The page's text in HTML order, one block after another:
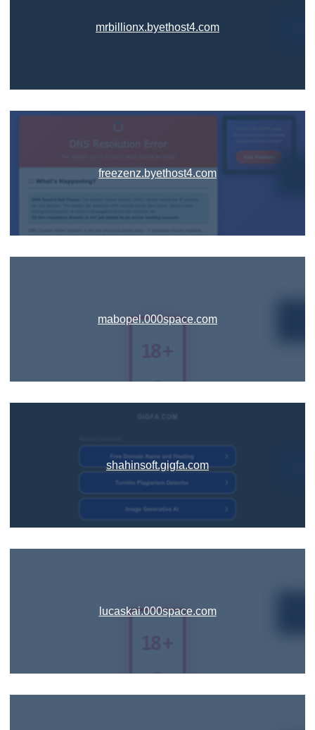
mrbillionx.byethost4.com
freezenz.byethost4.com
mabopel.000space.com
shahinsoft.gigfa.com
lucaskai.000space.com